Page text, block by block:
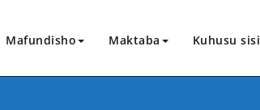
Mafundisho Maktaba Kuhusu sisi